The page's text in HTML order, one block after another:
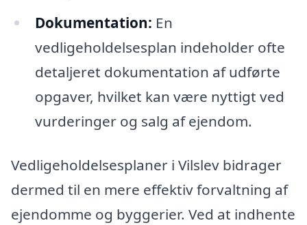
Dokumentation: En
vedligeholdelsesplan indeholder ofte
detaljeret dokumentation af udførte
opgaver, hvilket kan være nyttigt ved
vurderinger og salg af ejendom.
Vedligeholdelsesplaner i Vilslev bidrager
dermed til en mere effektiv forvaltning af
ejendomme og byggerier. Ved at indhente